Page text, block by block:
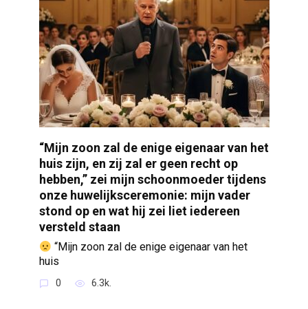
“Mijn zoon zal de enige eigenaar van het
huis zijn, en zij zal er geen recht op
hebben,” zei mijn schoonmoeder tijdens
onze huwelijksceremonie: mijn vader
stond op en wat hij zei liet iedereen
versteld staan
“Mijn zoon zal de enige eigenaar van het
huis
0 6.3k.